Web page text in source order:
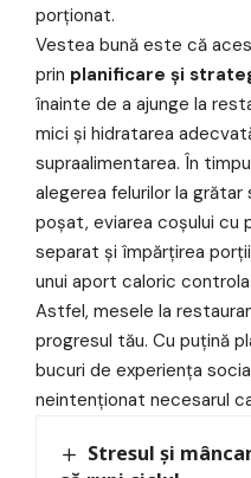
porționat.
Vestea bună este că
prin planificare și
înainte de a ajunge la
mici și hidratarea
supraalimentarea. În
alegerea felurilor la grătar
poșat, eviarea coșului cu
separat și împărțirea
unui aport caloric
Astfel, mesele la
progresul tău. Cu puțină
bucuri de experiența
neintenționat necesarul
Stresul și